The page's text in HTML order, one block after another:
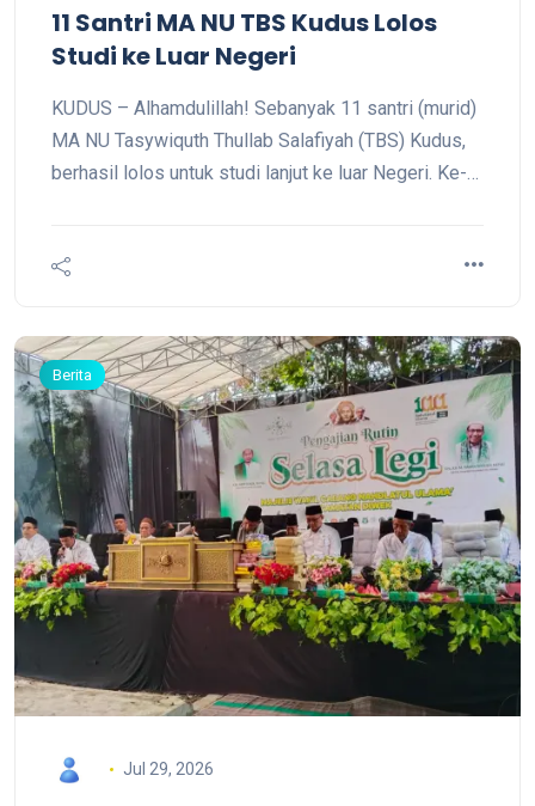
11 Santri MA NU TBS Kudus Lolos
Studi ke Luar Negeri
KUDUS – Alhamdulillah! Sebanyak 11 santri (murid)
MA NU Tasywiquth Thullab Salafiyah (TBS) Kudus,
berhasil lolos untuk studi lanjut ke luar Negeri. Ke-
Akbar Ibrahim (Juwana, Pati) diterima di Gannan
(Ajung-ajung Jember, Jawa Timur)
Berita
Jul 29, 2026